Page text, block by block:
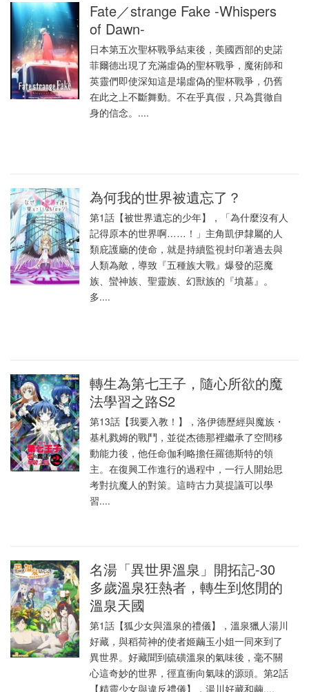
Fate／strange Fake -Whispers
of Dawn-
日本第五次聖杯戰爭結束後，美國西部的史諾
菲爾德出現了充滿虛偽的聖杯戰爭，魔術師和
英靈們即使深知這是場虛偽的聖杯戰爭，仍舊
在此之上不斷舞動。不在乎真假，只為貫徹自
身的信念。....
為何我的世界被遺忘了？
第1話【被世界遺忘的少年】，「為什麼沒有人
記得原本的世界啊……！」主角凱伊隸屬的人
類庇護廳的使命，就是持續監視封印著過去與
人類為敵，導致『五種族大戰』爆發的惡魔
族、蠻神族、聖靈族、幻獸族的『墳墓』。
多....
轉生為第七王子，隨心所欲的魔
法學習之路S2
第13話【我要入教！】，洛伊德歷經與魔族・
基札戮姆的戰鬥，並從杰德那裡繼承了空間移
動能力後，他任命伽利略擔任羅德斯特的領
主。在復興工作進行的過程中，一行人開始思
考對抗魔人的對策。這時古力莫提議可以學
習....
名湯「異世界溫泉」開拓記-30
多歲溫泉狂熱者，轉生到悠閒的
溫泉天國
第1話【狐少女與溫泉的禮儀】，溫泉獵人湯川
好藏，與稻荷神的使者姬繭玉小姐一同來到了
異世界。好藏聞到硫磺溫泉的氣味後，毫不關
心這奇妙的世界，徑直衝向氣味的源頭。第2話
【精靈少女與違反禮儀】，湯川好藏和繭....